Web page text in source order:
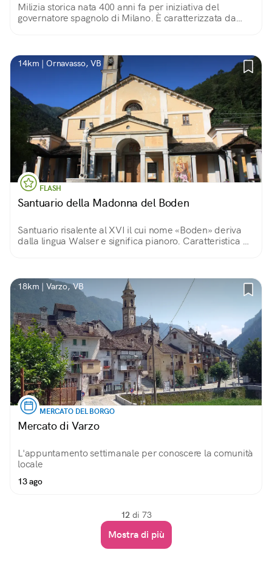
Milizia storica nata 400 anni fa per iniziativa del
governatore spagnolo di Milano. È caratterizzata da
14km | Ornavasso, VB
FLASH
Santuario della Madonna del Boden
Santuario risalente al XVI il cui nome «Boden» deriva
dalla lingua Walser e significa pianoro. Caratteristica è
18km | Varzo, VB
MERCATO DEL BORGO
Mercato di Varzo
L'appuntamento settimanale per conoscere la comunità
locale
13 ago
12 di 73
Mostra di più